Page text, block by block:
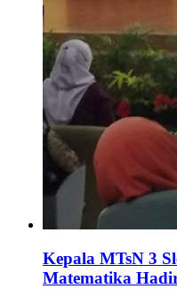
Kepala MTsN 3
Matematika